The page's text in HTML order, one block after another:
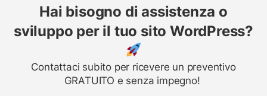
Hai bisogno di assistenza o
sviluppo per il tuo sito WordPress?
Contattaci subito per ricevere un preventivo
GRATUITO e senza impegno!